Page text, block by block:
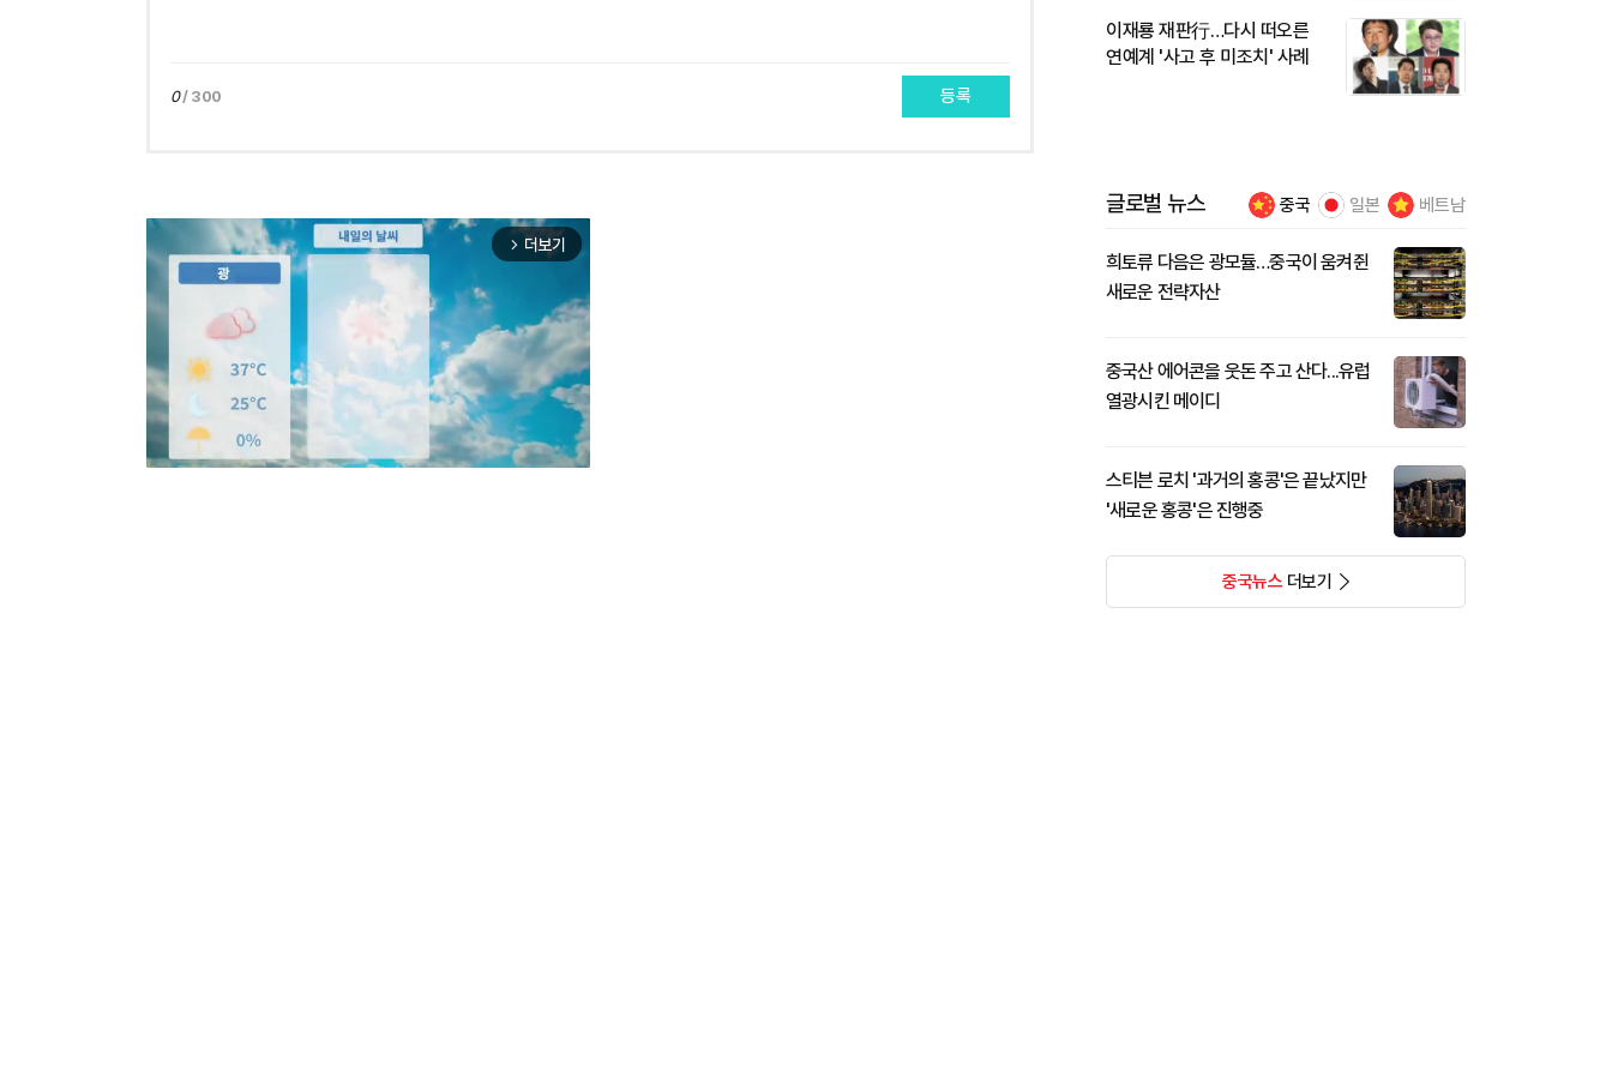
0/ 300 등록
arrow_forward_ios 더보기
이재룡 재판行…다시 떠오른
연예계 '사고 후 미조치' 사례
글로벌 뉴스 중국 일본 베트남
희토류 다음은 광모듈…중국이 움켜쥔
새로운 전략자산
중국산 에어콘을 웃돈 주고 산다...유럽
열광시킨 메이디
스티븐 로치 '과거의 홍콩'은 끝났지만
'새로운 홍콩'은 진행중
중국뉴스더보기